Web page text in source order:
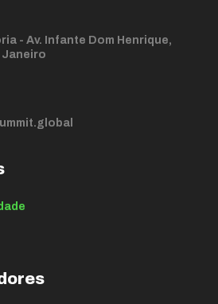
- Av. Infante Dom Henrique,
Janeiro